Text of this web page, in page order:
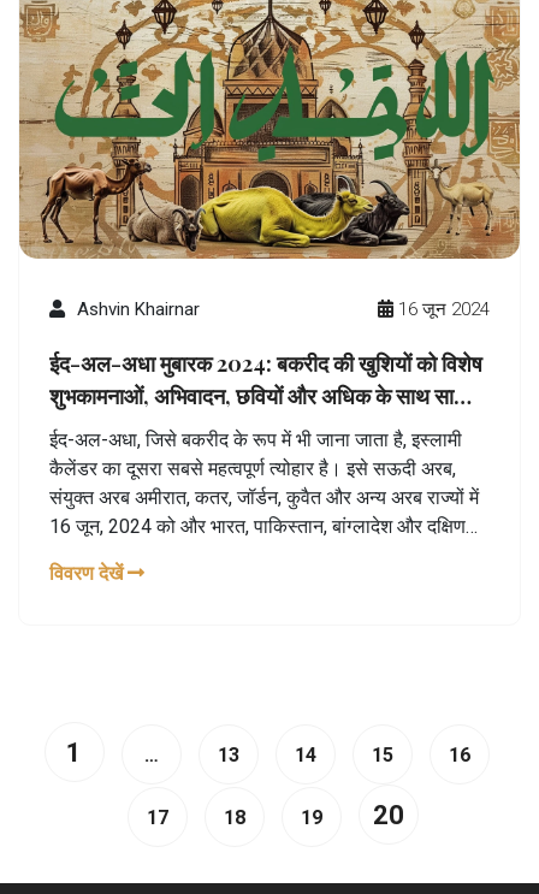
Ashvin Khairnar 16 जून 2024
ईद-अल-अधा मुबारक 2024: बकरीद की खुशियों को विशेष
शुभकामनाओं, अभिवादन, छवियों और अधिक के साथ साझा
करें
ईद-अल-अधा, जिसे बकरीद के रूप में भी जाना जाता है, इस्लामी
कैलेंडर का दूसरा सबसे महत्वपूर्ण त्योहार है। इसे सऊदी अरब,
संयुक्त अरब अमीरात, कतर, जॉर्डन, कुवैत और अन्य अरब राज्यों में
16 जून, 2024 को और भारत, पाकिस्तान, बांग्लादेश और दक्षिण
उद्देश्य पैगंबर इब्राहीम की भक्ति और उनके पुत्र इश्माईल की बचत
विवरण देखें
1 … 13 14 15 16
17 18 19 20